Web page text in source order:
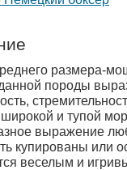
размера-
породы
широкой и тупой
выражение
купированы или
веселым и